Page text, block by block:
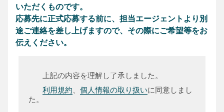
いただくものです。
応募先に正式応募する前に、担当エージェントより別
途ご連絡を差し上げますので、その際にご希望等をお
伝えください。
上記の内容を理解し了承しました。
利用規約
個人情報の取り扱いに同意しまし
た。